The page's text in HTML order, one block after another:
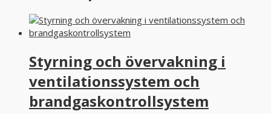
Styrning och övervakning i
ventilationssystem och
brandgaskontrollsystem